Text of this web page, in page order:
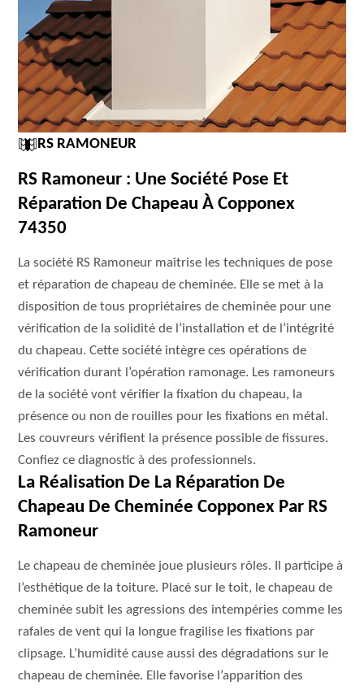
RS RAMONEUR
RS Ramoneur : Une Société Pose Et
Réparation De Chapeau À Copponex
74350
La société RS Ramoneur maîtrise les techniques de pose
et réparation de chapeau de cheminée. Elle se met à la
disposition de tous propriétaires de cheminée pour une
vérification de la solidité de l’installation et de l’intégrité
du chapeau. Cette société intègre ces opérations de
vérification durant l’opération ramonage. Les ramoneurs
de la société vont vérifier la fixation du chapeau, la
présence ou non de rouilles pour les fixations en métal.
Les couvreurs vérifient la présence possible de fissures.
Confiez ce diagnostic à des professionnels.
La Réalisation De La Réparation De
Chapeau De Cheminée Copponex Par RS
Ramoneur
Le chapeau de cheminée joue plusieurs rôles. Il participe à
l’esthétique de la toiture. Placé sur le toit, le chapeau de
cheminée subit les agressions des intempéries comme les
rafales de vent qui la longue fragilise les fixations par
clipsage. L’humidité cause aussi des dégradations sur le
chapeau de cheminée. Elle favorise l’apparition des